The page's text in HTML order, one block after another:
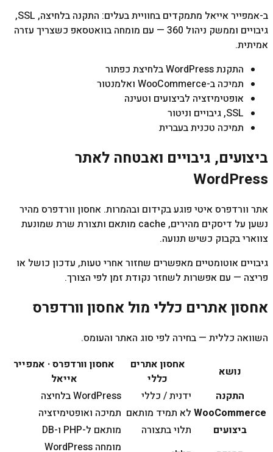
ב-אמפייר אייאל מתמקדים בחוויית בעלים: התקנה בלחיצה, SSL,
גיבויים וממשק ניהול 360 — עם מומחה בוואטסאפ כשצריך עזרה
אמיתית.
התקנת WordPress בלחיצת כפתור
תמיכה ב-WooCommerce ואלמנטור
אופטימיזציה לביצועים וטעינה
SSL, גיבויים וניטור
תמיכה טכנית בעברית
ביצועים, גיבויים ואבטחה לאתר
WordPress
אתר וורדפרס איטי פוגע בקידום ובהמרות. אחסון וורדפרס מהיר
נשען על דיסקים מהירים, cache מותאם ותצורת שרת שמונעת
צווארי בקבוק כשיש תנועה.
גיבויים אוטומטיים מאפשרים שחזור אחרי טעות, עדכון כושל או
פריצה — עם אפשרות לשחזר נקודת זמן לפי הצורך.
אחסון אתרים כללי מול אחסון וורדפרס
השוואה כללית — בחירה לפי סוג האתר והעומס.
נושא
אחסון אתרים
כללי
אחסון וורדפרס · אמפייר
אייאל
התקנה
ידנית / כללי
WordPress בלחיצה
WooCommerce לא תמיד מותאם תמיכה ואופטימיזציה
ביצועים
תלוי בתצורה
מותאם ל-PHP ו-DB
מומחה WordPress